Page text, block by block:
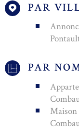
PAR
PAR
Maison